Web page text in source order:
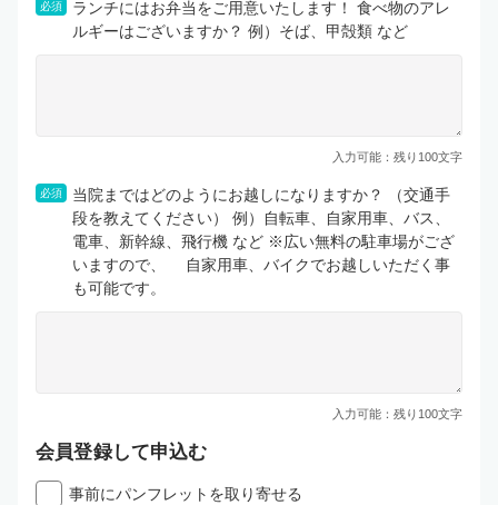
必須
ランチにはお弁当をご用意いたします！ 食べ物のアレ
ルギーはございますか？ 例）そば、甲殻類 など
入力可能：残り 100文字
必須
当院まではどのようにお越しになりますか？ （交通手
段を教えてください） 例）自転車、自家用車、バス、
電車、新幹線、飛行機 など ※広い無料の駐車場がござ
いますので、 自家用車、バイクでお越しいただく事
も可能です。
入力可能：残り 100文字
会員登録して申込む
事前にパンフレットを取り寄せる